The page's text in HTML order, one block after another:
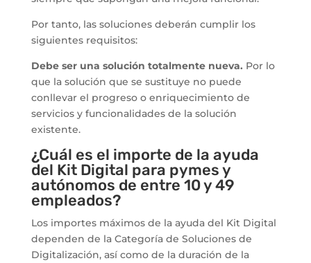
Por tanto, las soluciones deberán cumplir los
siguientes requisitos:
Debe ser una solución totalmente nueva. Por lo
que la solución que se sustituye no puede
conllevar el progreso o enriquecimiento de
servicios y funcionalidades de la solución
existente.
¿Cuál es el importe de la ayuda
del Kit Digital para pymes y
autónomos de entre 10 y 49
empleados?
Los importes máximos de la ayuda del Kit Digital
dependen de la Categoría de Soluciones de
Digitalización, así como de la duración de la